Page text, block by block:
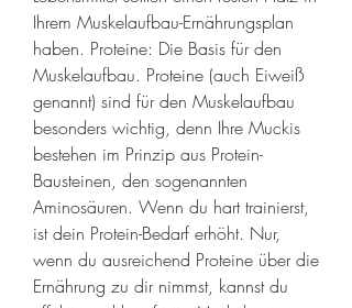
Ihrem Muskelaufbau-Ernährungsplan
haben. Proteine: Die Basis für den
Muskelaufbau. Proteine (auch Eiweiß
genannt) sind für den Muskelaufbau
besonders wichtig, denn Ihre Muckis
bestehen im Prinzip aus Protein-
Bausteinen, den sogenannten
Aminosäuren. Wenn du hart trainierst,
ist dein Protein-Bedarf erhöht. Nur,
wenn du ausreichend Proteine über die
Ernährung zu dir nimmst, kannst du